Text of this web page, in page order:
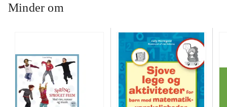
Minder om